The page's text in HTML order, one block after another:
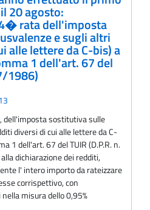
20 agosto:
rata dell'imposta
e sugli altri
alle lettere da C-bis) a
1 dell'art. 67 del
1986)
sostitutiva sulle
diversi di cui alle lettere da C-
1 dell'art. 67 del TUIR (D.P.R. n.
dichiarazione dei redditi,
l' intero importo da rateizzare
corrispettivo, con
misura dello 0,95%